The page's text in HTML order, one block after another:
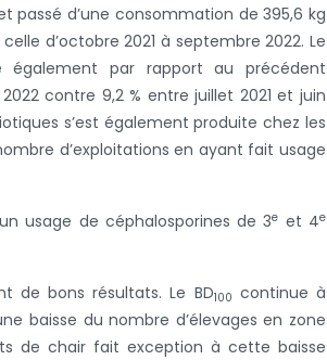
d’une consommation de 395,6 kg
d’octobre 2021 à septembre 2022. Le
également par rapport au précédent
contre 9,2 % entre juillet 2021 et juin
s’est également produite chez les
d’exploitations en ayant fait usage
usage de céphalosporines de 3e et 4e
de bons résultats. Le BD100 continue à
baisse du nombre d’élevages en zone
de chair fait exception à cette baisse